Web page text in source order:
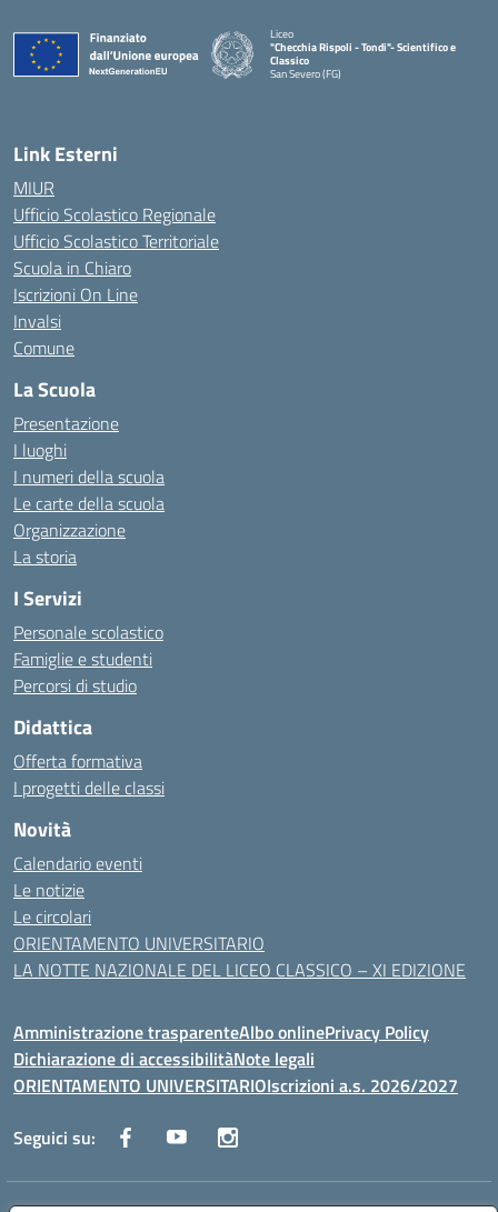
Liceo
"Checchia Rispoli - Tondi"- Scientifico e
Classico
San Severo (FG)
Link Esterni
MIUR
Ufficio Scolastico Regionale
Ufficio Scolastico Territoriale
Scuola in Chiaro
Iscrizioni On Line
Invalsi
Comune
La Scuola
Presentazione
I luoghi
I numeri della scuola
Le carte della scuola
Organizzazione
La storia
I Servizi
Personale scolastico
Famiglie e studenti
Percorsi di studio
Didattica
Offerta formativa
I progetti delle classi
Novità
Calendario eventi
Le notizie
Le circolari
ORIENTAMENTO UNIVERSITARIO
LA NOTTE NAZIONALE DEL LICEO CLASSICO – XI EDIZIONE
Amministrazione trasparenteAlbo onlinePrivacy Policy
Dichiarazione di accessibilitàNote legali
ORIENTAMENTO UNIVERSITARIOIscrizioni a.s. 2026/2027
Seguici su: